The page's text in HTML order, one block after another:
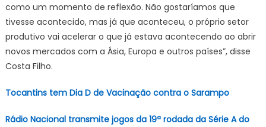
como um momento de reflexão. Não gostaríamos que
tivesse acontecido, mas já que aconteceu, o próprio setor
produtivo vai acelerar o que já estava acontecendo ao abrir
novos mercados com a Ásia, Europa e outros países”, disse
Costa Filho.
Tocantins tem Dia D de Vacinação contra o Sarampo
Rádio Nacional transmite jogos da 19ª rodada da Série A do